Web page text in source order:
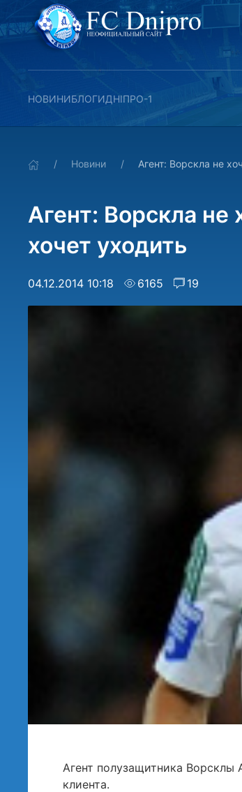
НОВИНИБЛОГИДНІПРО-1
Новини Агент: Ворскла не
Агент: Ворскла не
хочет уходить
04.12.2014 10:18 6165 19
Агент полузащитника Ворсклы
клиента.